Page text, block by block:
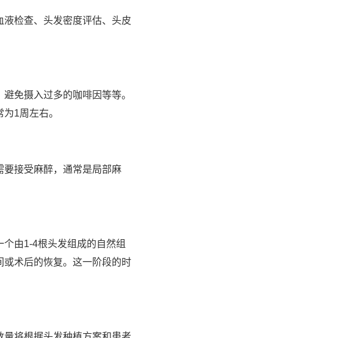
检查、头发密度评估、头皮
免摄入过多的咖啡因等等。
1周左右。
接受麻醉，通常是局部麻
由1-4根头发组成的自然组
术后的恢复。这一阶段的时